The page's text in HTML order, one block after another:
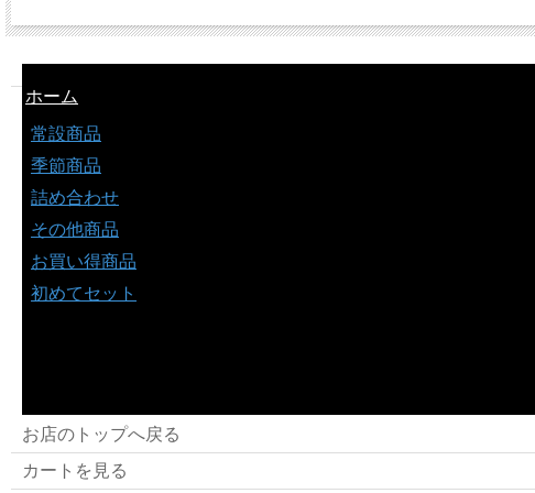
ホーム
常設商品
季節商品
詰め合わせ
その他商品
お買い得商品
初めてセット
お店のトップへ戻る
カートを見る